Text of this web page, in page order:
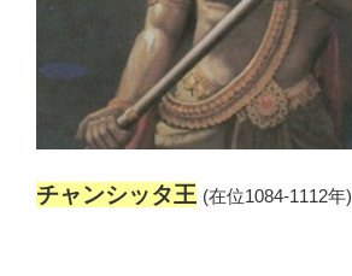
チャンシッタ王 (在位1084-1112年)